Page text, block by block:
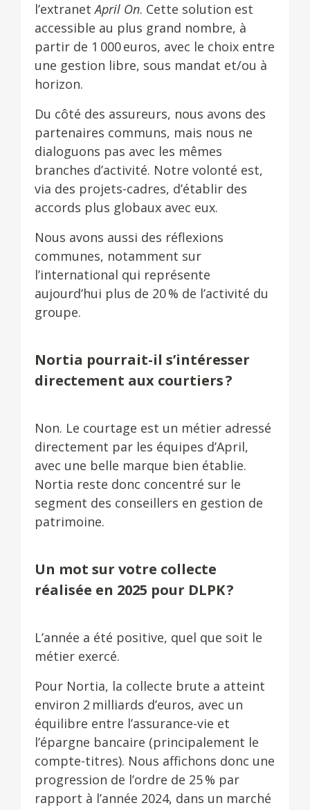
l’extranetApril On. Cette solution est
accessible au plus grand nombre, à
partir de 1 000 euros, avec le choix entre
une gestion libre, sous mandat et/ou à
horizon.
Du côté des assureurs, nous avons des
partenaires communs, mais nous ne
dialoguons pas avec les mêmes
branches d’activité. Notre volonté est,
via des projets-cadres, d’établir des
accords plus globaux avec eux.
Nous avons aussi des réflexions
communes, notamment sur
l’international qui représente
aujourd’hui plus de 20 % de l’activité du
groupe.
Nortia pourrait-il s’intéresser
directement aux courtiers ?
Non. Le courtage est un métier adressé
directement par les équipes d’April,
avec une belle marque bien établie.
Nortia reste donc concentré sur le
segment des conseillers en gestion de
patrimoine.
Un mot sur votre collecte
réalisée en 2025 pour DLPK ?
L’année a été positive, quel que soit le
métier exercé.
Pour Nortia, la collecte brute a atteint
environ 2 milliards d’euros, avec un
équilibre entre l’assurance-vie et
l’épargne bancaire (principalement le
compte-titres). Nous affichons donc une
progression de l’ordre de 25 % par
rapport à l’année 2024, dans un marché